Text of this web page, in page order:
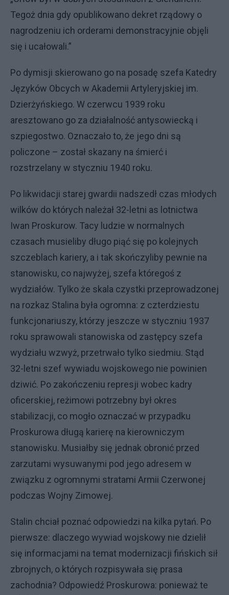
Tegoż dnia gdy opublikowano dekret rządowy o
nagrodzeniu ich orderami demonstracyjnie objęli
się i ucałowali.”
Po dymisji skierowano go na posadę szefa Katedry
Języków Obcych w Akademii Artyleryjskiej im.
Dzierżyńskiego. W czerwcu 1939 roku
aresztowano go za działalność antysowiecką i
szpiegostwo. Oznaczało to, że jego dni są
policzone – został skazany na śmierć i
rozstrzelany w styczniu 1940 roku.
Po likwidacji starej gwardii nadszedł czas młodych
wilków do których należał 32-letni as lotnictwa
Iwan Proskurow. Tacy ludzie w normalnych
czasach musieliby długo piąć się po kolejnych
szczeblach kariery, a i tak skończyliby pewnie na
stanowisku, co najwyżej, szefa któregoś z
wydziałów. Tylko że skala czystki przeprowadzonej
na rozkaz Stalina była ogromna: z czterdziestu
funkcjonariuszy, którzy jeszcze w styczniu 1937
roku sprawowali stanowiska od zastępcy szefa
wydziału wzwyż, przetrwało tylko siedmiu. Stąd
32-letni szef wywiadu wojskowego nie powinien
dziwić. Po zakończeniu represji wobec kadry
oficerskiej, reżimowi potrzebny był okres
stabilizacji, co mogło oznaczać w przypadku
Proskurowa długą karierę na kierowniczym
stanowisku. Musiałby się jednak obronić przed
zarzutami wysuwanymi pod jego adresem w
związku z ogromnymi stratami Armii Czerwonej
podczas Wojny Zimowej.
Stalin chciał poznać odpowiedzi na kilka pytań. Po
pierwsze: dlaczego wywiad wojskowy nie dzielił
się informacjami na temat modernizacji fińskich sił
zbrojnych, o których rozpisywała się prasa
zachodnia? Odpowiedź Proskurowa: ponieważ te